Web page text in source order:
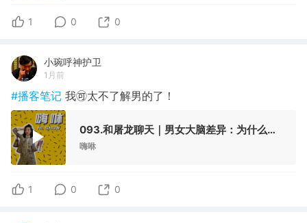
1 0 0
小琬呼神护卫
1月前
#播客笔记 我🉑太不了解男的了！
093.和屠龙聊天｜男女大脑差异：为什么我们总在关系里误会彼此？
嗨咻
1 0 0